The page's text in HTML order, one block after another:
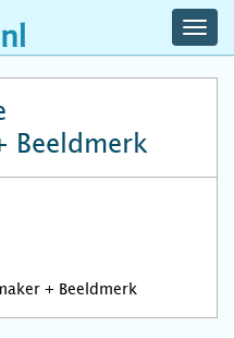
Beeldmerk
+ Beeldmerk